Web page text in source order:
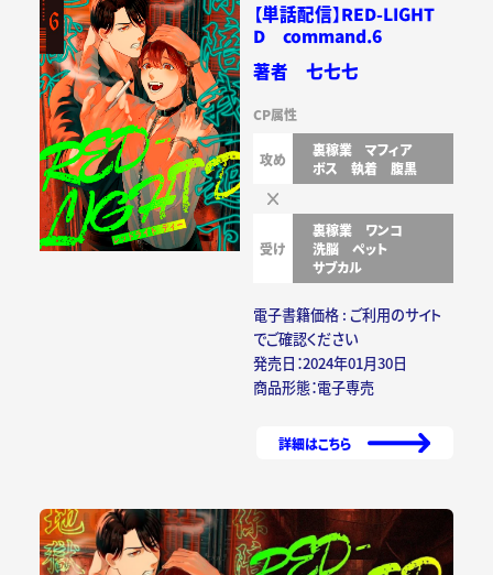
【単話配信】RED-LIGHT
D command.6
著者 七七七
CP属性
攻め 裏稼業
マフィア
ボス
執着 腹黒
受け
裏稼業
ワンコ
洗脳
ペット
サブカル
電子書籍価格 : ご利用のサイト
でご確認ください
発売日：2024年01月30日
商品形態：電子専売
詳細はこちら